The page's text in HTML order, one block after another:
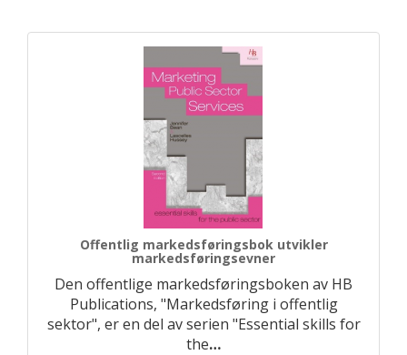
Offentlig markedsføringsbok utvikler
markedsføringsevner
Den offentlige markedsføringsboken av HB
Publications, "Markedsføring i offentlig
sektor", er en del av serien "Essential skills for
the…